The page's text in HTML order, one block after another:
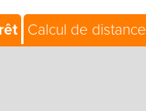
Calcul de distance